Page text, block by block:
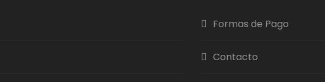
Formas de Pago
Contacto